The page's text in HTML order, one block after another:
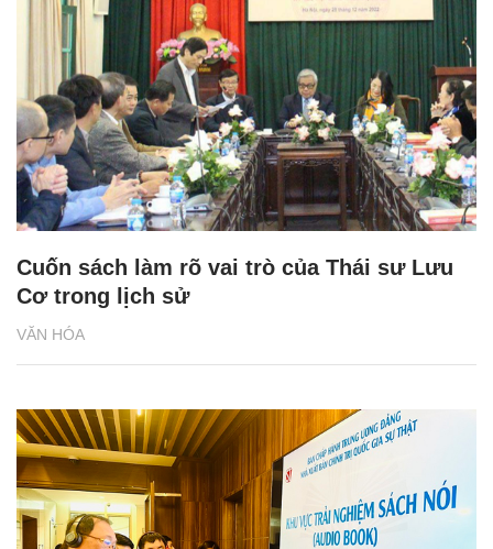
VĂN HÓA
Cuốn sách làm rõ vai trò của Thái sư Lưu
Cơ trong lịch sử